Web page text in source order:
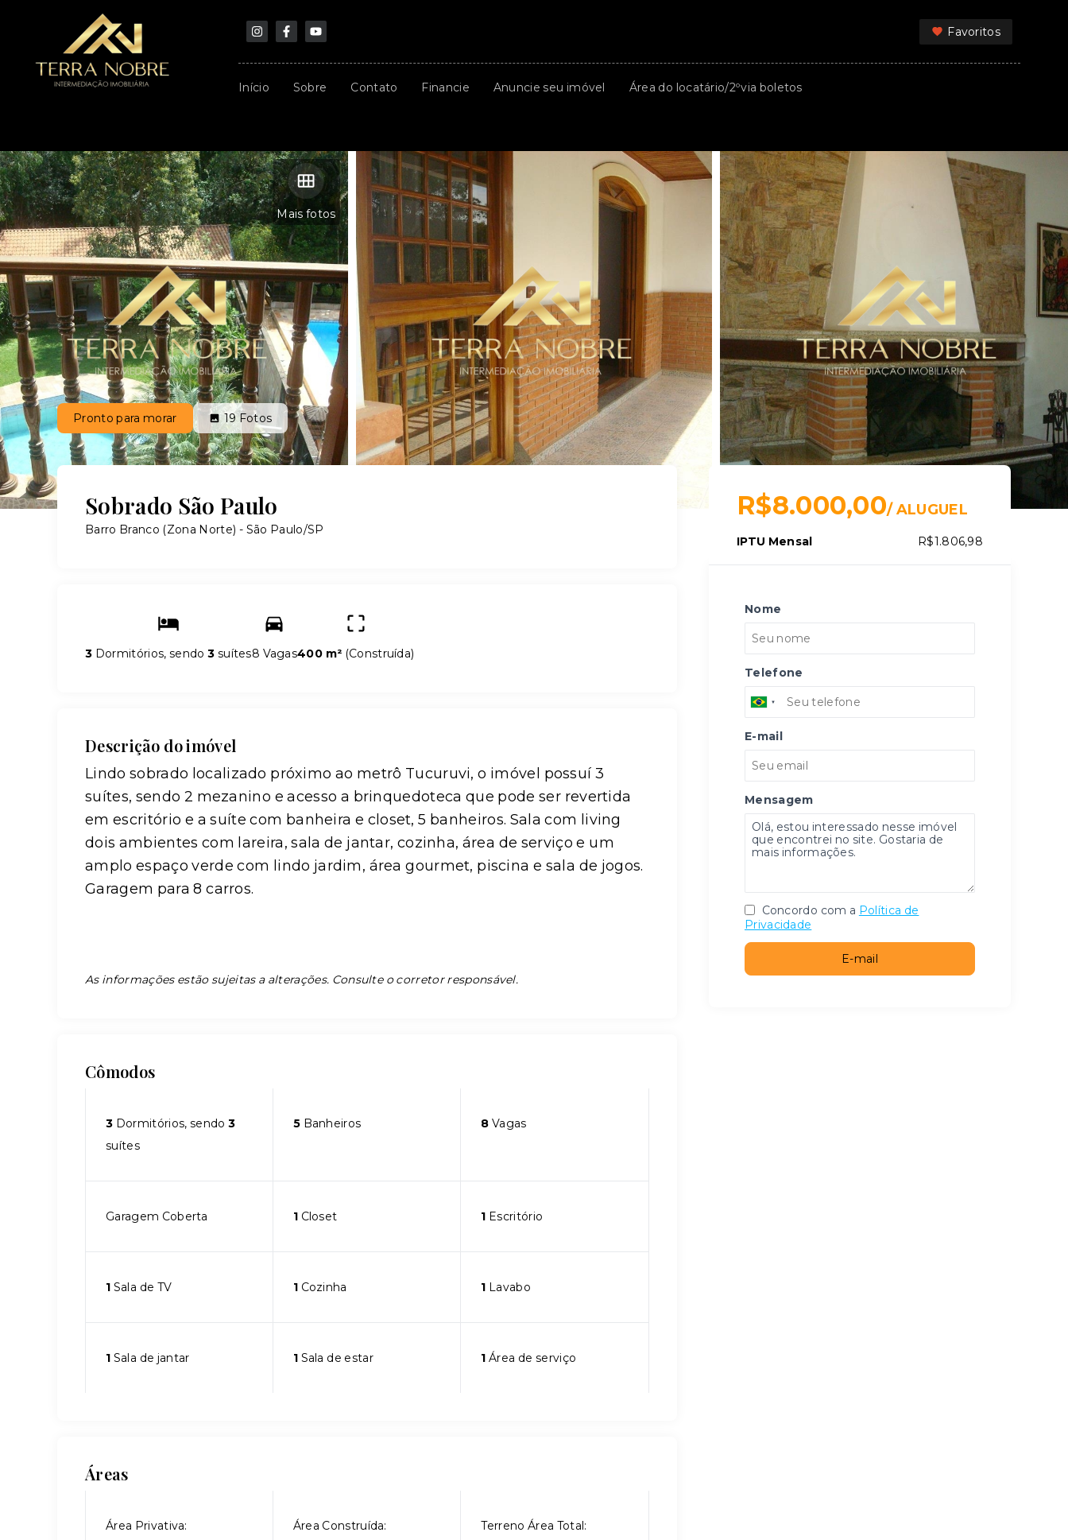
Favoritos
Início Sobre Contato Financie Anuncie seu imóvel Área do locatário/2ºvia boletos
Mais fotos
Pronto para morar 19Fotos
Sobrado São Paulo
Barro Branco (Zona Norte) - São Paulo/SP
3 Dormitórios, sendo3 suítes8 Vagas400 m² (Construída)
Descrição do imóvel
Lindo sobrado localizado próximo ao metrô Tucuruvi, o imóvel possuí 3
suítes, sendo 2 mezanino e acesso a brinquedoteca que pode ser revertida
em escritório e a suíte com banheira e closet, 5 banheiros. Sala com living
dois ambientes com lareira, sala de jantar, cozinha, área de serviço e um
amplo espaço verde com lindo jardim, área gourmet, piscina e sala de jogos.
Garagem para 8 carros.
As informações estão sujeitas a alterações. Consulte o corretor responsável.
Cômodos
3 Dormitórios, sendo3
suítes
5Banheiros 8 Vagas
Garagem Coberta 1Closet 1 Escritório
1 Sala de TV 1Cozinha 1 Lavabo
1 Sala de jantar 1Sala de estar 1 Área de serviço
Áreas
Área Privativa:
Área Construída:
Terreno Área Total:
R$8.000,00/ALUGUEL
IPTU Mensal R$1.806,98
Nome
Telefone
E-mail
Mensagem
Concordo com a Política de
Privacidade
E-mail